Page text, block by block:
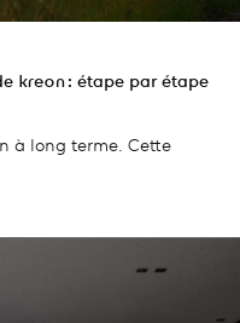
kreon : étape par étape
à long terme. Cette